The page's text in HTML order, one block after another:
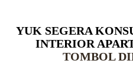
YUK SEGERA
INTERIOR
TOMBOL